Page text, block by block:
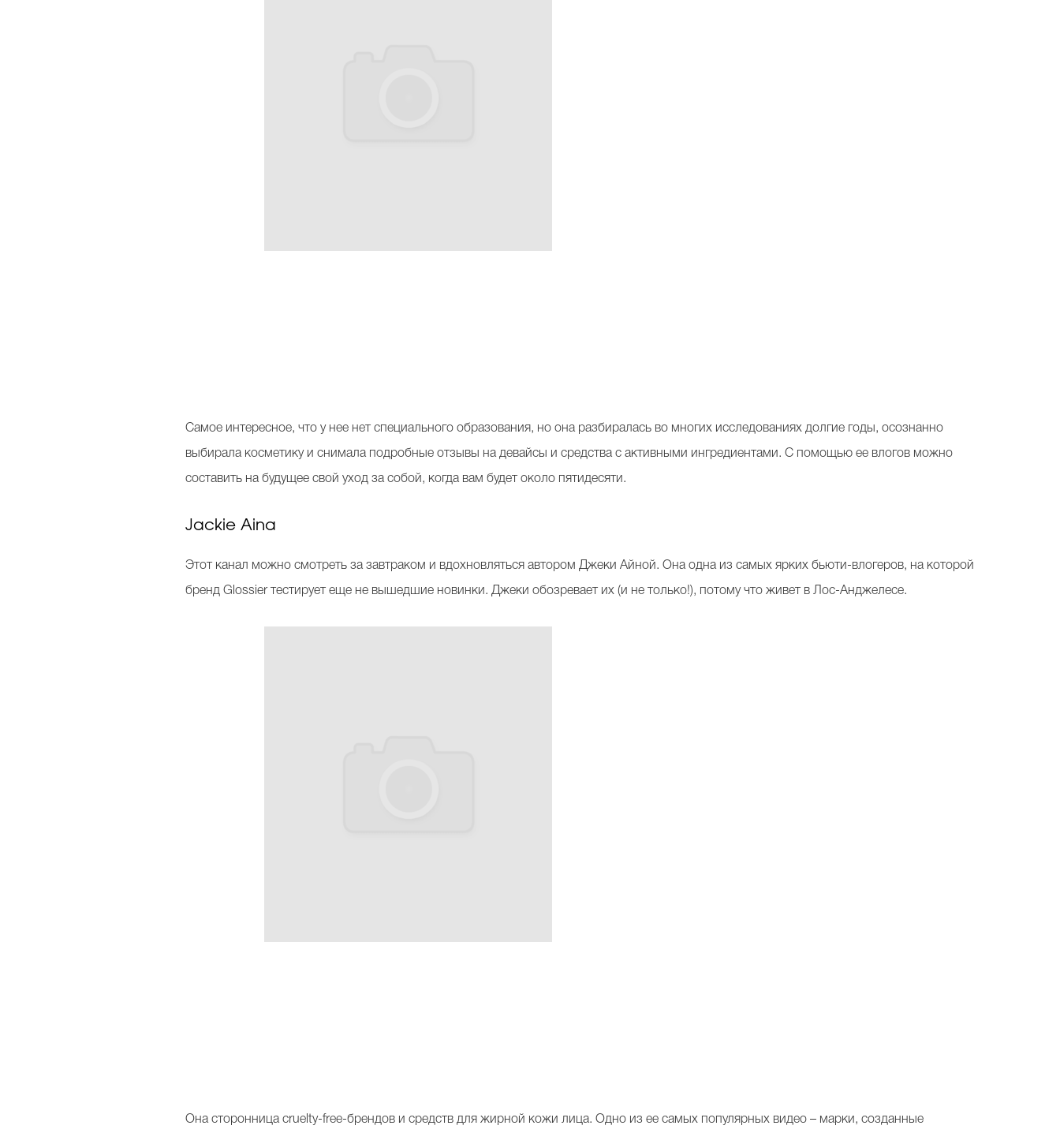
Самое интересное, что у нее нет специального образования, но она разбиралась во многих исследованиях долгие годы, осознанно
выбирала косметику и снимала подробные отзывы на девайсы и средства с активными ингредиентами. С помощью ее влогов можно
составить на будущее свой уход за собой, когда вам будет около пятидесяти.
Jackie Aina
Этот канал можно смотреть за завтраком и вдохновляться автором Джеки Айной. Она одна из самых ярких бьюти-влогеров, на которой
бренд Glossier тестирует еще не вышедшие новинки. Джеки обозревает их (и не только!), потому что живет в Лос-Анджелесе.
Она сторонница cruelty-free-брендов и средств для жирной кожи лица. Одно из ее самых популярных видео – марки, созданные